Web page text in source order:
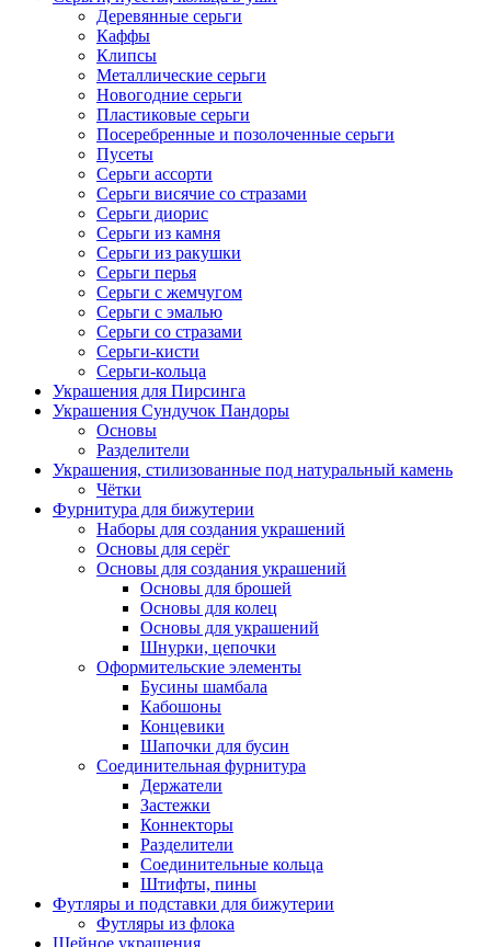
Деревянные серьги
Каффы
Клипсы
Металлические серьги
Новогодние серьги
Пластиковые серьги
Посеребренные и позолоченные серьги
Пусеты
Серьги ассорти
Серьги висячие со стразами
Серьги диорис
Серьги из камня
Серьги из ракушки
Серьги перья
Серьги с жемчугом
Серьги с эмалью
Серьги со стразами
Серьги-кисти
Серьги-кольца
Украшения для Пирсинга
Украшения Сундучок Пандоры
Основы
Разделители
Украшения, стилизованные под натуральный камень
Чётки
Фурнитура для бижутерии
Наборы для создания украшений
Основы для серёг
Основы для создания украшений
Основы для брошей
Основы для колец
Основы для украшений
Шнурки, цепочки
Оформительские элементы
Бусины шамбала
Кабошоны
Концевики
Шапочки для бусин
Соединительная фурнитура
Держатели
Застежки
Коннекторы
Разделители
Соединительные кольца
Штифты, пины
Футляры и подставки для бижутерии
Футляры из флока
Шейное украшения